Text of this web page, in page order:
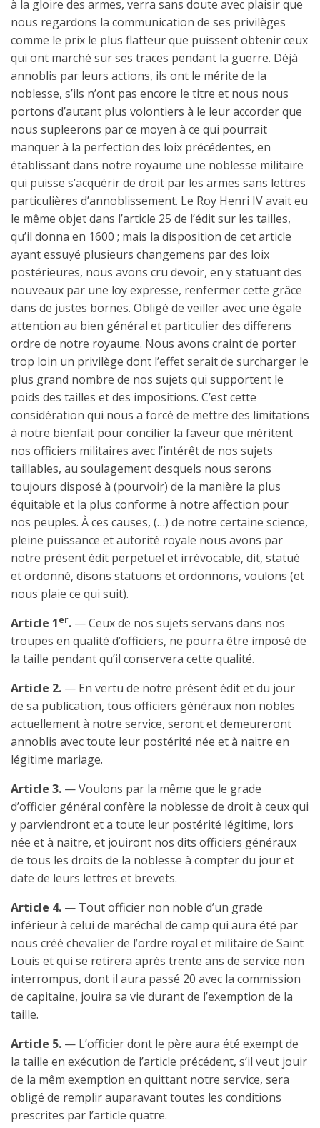
à la gloire des armes, verra sans doute avec plaisir que
nous regardons la communication de ses privilèges
comme le prix le plus flatteur que puissent obtenir ceux
qui ont marché sur ses traces pendant la guerre. Déjà
annoblis par leurs actions, ils ont le mérite de la
noblesse, s’ils n’ont pas encore le titre et nous nous
portons d’autant plus volontiers à le leur accorder que
nous supleerons par ce moyen à ce qui pourrait
manquer à la perfection des loix précédentes, en
établissant dans notre royaume une noblesse militaire
qui puisse s’acquérir de droit par les armes sans lettres
particulières d’annoblissement. Le Roy Henri IV avait eu
le même objet dans l’article 25 de l’édit sur les tailles,
qu’il donna en 1600 ; mais la disposition de cet article
ayant essuyé plusieurs changemens par des loix
postérieures, nous avons cru devoir, en y statuant des
nouveaux par une loy expresse, renfermer cette grâce
dans de justes bornes. Obligé de veiller avec une égale
attention au bien général et particulier des differens
ordre de notre royaume. Nous avons craint de porter
trop loin un privilège dont l’effet serait de surcharger le
plus grand nombre de nos sujets qui supportent le
poids des tailles et des impositions. C’est cette
considération qui nous a forcé de mettre des limitations
à notre bienfait pour concilier la faveur que méritent
nos officiers militaires avec l’intérêt de nos sujets
taillables, au soulagement desquels nous serons
toujours disposé à (pourvoir) de la manière la plus
équitable et la plus conforme à notre affection pour
nos peuples. À ces causes, (…) de notre certaine science,
pleine puissance et autorité royale nous avons par
notre présent édit perpetuel et irrévocable, dit, statué
et ordonné, disons statuons et ordonnons, voulons (et
nous plaie ce qui suit).
Article 1er. — Ceux de nos sujets servans dans nos
troupes en qualité d’officiers, ne pourra être imposé de
la taille pendant qu’il conservera cette qualité.
Article 2. — En vertu de notre présent édit et du jour
de sa publication, tous officiers généraux non nobles
actuellement à notre service, seront et demeureront
annoblis avec toute leur postérité née et à naitre en
légitime mariage.
Article 3. — Voulons par la même que le grade
d’officier général confère la noblesse de droit à ceux qui
y parviendront et a toute leur postérité légitime, lors
née et à naitre, et jouiront nos dits officiers généraux
de tous les droits de la noblesse à compter du jour et
date de leurs lettres et brevets.
Article 4. — Tout officier non noble d’un grade
inférieur à celui de maréchal de camp qui aura été par
nous créé chevalier de l’ordre royal et militaire de Saint
Louis et qui se retirera après trente ans de service non
interrompus, dont il aura passé 20 avec la commission
de capitaine, jouira sa vie durant de l’exemption de la
taille.
Article 5. — L’officier dont le père aura été exempt de
la taille en exécution de l’article précédent, s’il veut jouir
de la mêm exemption en quittant notre service, sera
obligé de remplir auparavant toutes les conditions
prescrites par l’article quatre.